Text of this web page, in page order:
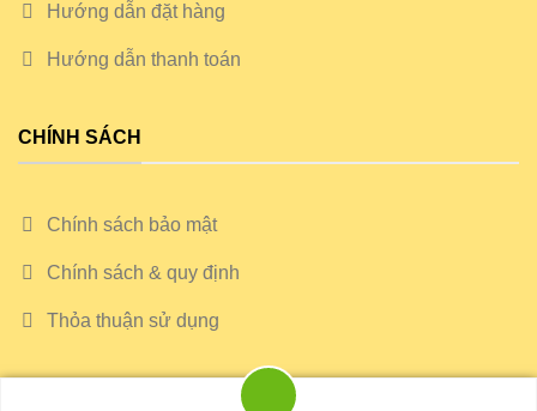
Hướng dẫn đặt hàng
Hướng dẫn thanh toán
CHÍNH SÁCH
Chính sách bảo mật
Chính sách & quy định
Thỏa thuận sử dụng